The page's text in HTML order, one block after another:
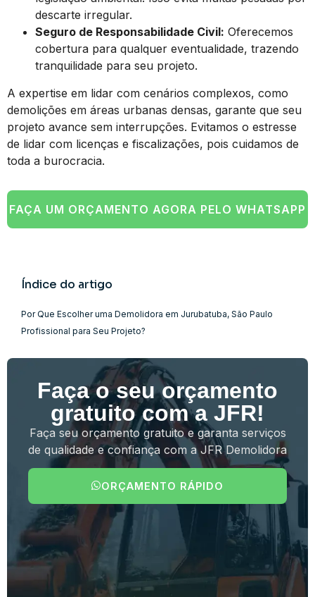
descarte irregular.
Seguro de Responsabilidade Civil: Oferecemos
cobertura para qualquer eventualidade, trazendo
tranquilidade para seu projeto.
A expertise em lidar com cenários complexos, como
demolições em áreas urbanas densas, garante que seu
projeto avance sem interrupções. Evitamos o estresse
de lidar com licenças e fiscalizações, pois cuidamos de
toda a burocracia.
FAÇA UM ORÇAMENTO AGORA PELO WHATSAPP
Índice do artigo
Por Que Escolher uma Demolidora em Jurubatuba, São Paulo
Profissional para Seu Projeto?
Faça o seu orçamento
gratuito com a JFR!
Faça seu orçamento gratuito e garanta serviços
de qualidade e confiança com a JFR Demolidora
ORÇAMENTO RÁPIDO